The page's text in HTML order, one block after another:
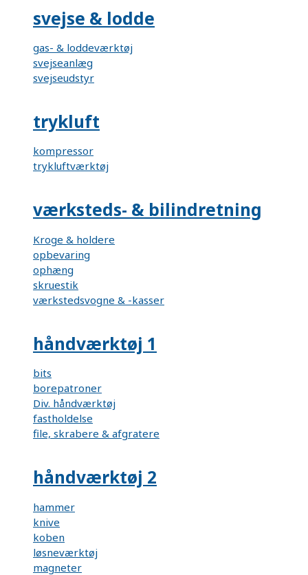
svejse & lodde
gas- & loddeværktøj
svejseanlæg
svejseudstyr
trykluft
kompressor
trykluftværktøj
værksteds- & bilindretning
Kroge & holdere
opbevaring
ophæng
skruestik
værkstedsvogne & -kasser
håndværktøj 1
bits
borepatroner
Div. håndværktøj
fastholdelse
file, skrabere & afgratere
håndværktøj 2
hammer
knive
koben
løsneværktøj
magneter